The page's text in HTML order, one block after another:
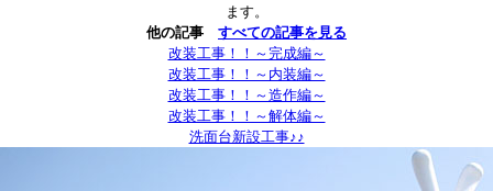
ます。
他の記事 すべての記事を見る
改装工事！！～完成編～
改装工事！！～内装編～
改装工事！！～造作編～
改装工事！！～解体編～
洗面台新設工事♪♪